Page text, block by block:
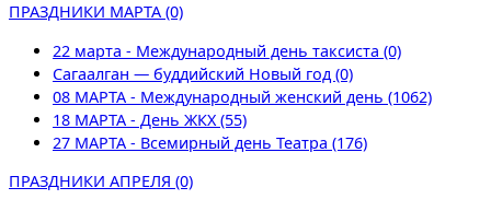
ПРАЗДНИКИ МАРТА (0)
22 марта - Международный день таксиста (0)
Сагаалган — буддийский Новый год (0)
08 МАРТА - Международный женский день (1062)
18 МАРТА - День ЖКХ (55)
27 МАРТА - Всемирный день Театра (176)
ПРАЗДНИКИ АПРЕЛЯ (0)